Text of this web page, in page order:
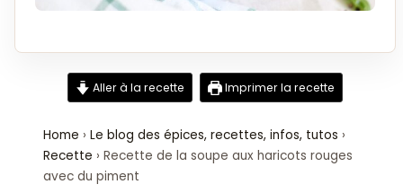
Aller à la recette Imprimer la recette
Home › Le blog des épices, recettes, infos, tutos ›
Recette › Recette de la soupe aux haricots rouges
avec du piment